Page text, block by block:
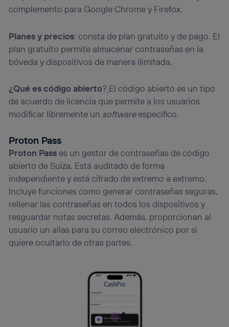
complemento para Google Chrome y Firefox.
Planes y precios: consta de plan gratuito y de pago. El
plan gratuito permite almacenar contraseñas en la
bóveda y dispositivos de manera ilimitada.
¿Qué es código abierto? El código abierto es un tipo
de acuerdo de licencia que permite a los usuarios
modificar libremente un softwareespecífico.
Proton Pass
Proton Passes un gestor de contraseñas de código
abierto de Suiza. Está auditado de forma
independiente y está cifrado de extremo a extremo.
Incluye funciones como generar contraseñas seguras,
rellenar las contraseñas en todos los dispositivos y
resguardar notas secretas. Además, proporcionan al
usuario un alias para su correo electrónico por si
quiere ocultarlo de otras partes.